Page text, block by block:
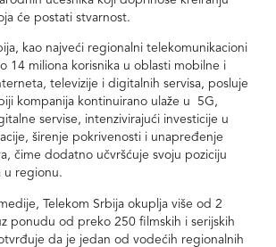
će postati stvarnost.
kao najveći regionalni telekomunikacioni
14 miliona korisnika u oblasti mobilne i
televizije i digitalnih servisa, posluje
kompanija kontinuirano ulaže u 5G,
servise, intenzivirajući investicije u
širenje pokrivenosti i unapređenje
čime dodatno učvršćuje svoju poziciju
u regionu.
Telekom Srbija okuplja više od 2
ponudu od preko 250 filmskih i serijskih
da je jedan od vodećih regionalnih